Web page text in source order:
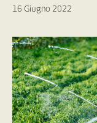
16 Giugno 2022